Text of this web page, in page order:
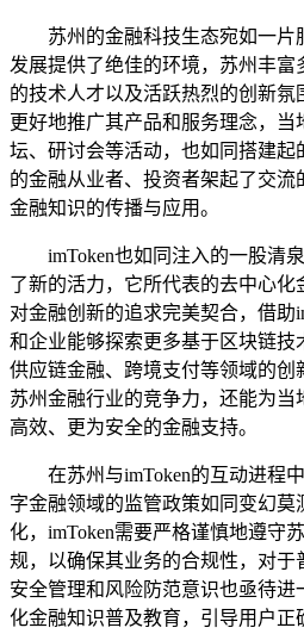
苏州的金融科技生态宛如一片
发展提供了绝佳的环境，苏州丰
的技术人才以及活跃热烈的创新氛
更好地推广其产品和服务理念，
坛、研讨会等活动，也如同搭建起
的金融从业者、投资者架起了交流
金融知识的传播与应用。
imToken也如同注入的一股清
了新的活力，它所代表的去中心化
对金融创新的追求完美契合，借助
和企业能够探索更多基于区块链技
供应链金融、跨境支付等领域的
苏州金融行业的竞争力，还能为
高效、更为安全的金融支持。
在苏州与imToken的互动进程
字金融领域的监管政策如同变幻莫
化，imToken需要严格谨慎地遵守
规，以确保其业务的合规性，对于
安全管理和风险防范意识也亟待
化金融知识普及教育，引导用户正